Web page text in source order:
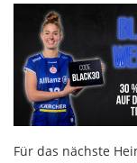
Für das nächste